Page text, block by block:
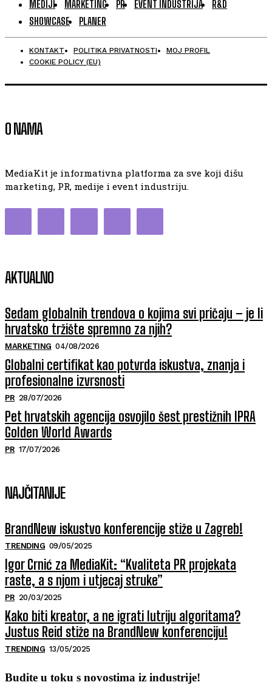
MEDIJI MARKETING PR EVENT INDUSTRIJA
R&D
SHOWCASE
PLANER
KONTAKT POLITIKA PRIVATNOSTI
MOJ PROFIL
COOKIE POLICY (EU)
O NAMA
MediaKit je informativna platforma za sve koji dišu
marketing, PR, medije i event industriju.
AKTUALNO
Sedam globalnih trendova o kojima svi pričaju – je li
hrvatsko tržište spremno za njih?
MARKETING 04/08/2026
Globalni certifikat kao potvrda iskustva, znanja i
profesionalne izvrsnosti
PR 28/07/2026
Pet hrvatskih agencija osvojilo šest prestižnih IPRA
Golden World Awards
PR 17/07/2026
NAJČITANIJE
BrandNew iskustvo konferencije stiže u Zagreb!
TRENDING 09/05/2025
Igor Crnić za MediaKit: “Kvaliteta PR projekata
raste, a s njom i utjecaj struke”
PR 20/03/2025
Kako biti kreator, a ne igrati lutriju algoritama?
Justus Reid stiže na BrandNew konferenciju!
TRENDING 13/05/2025
Budite u toku s novostima iz industrije!